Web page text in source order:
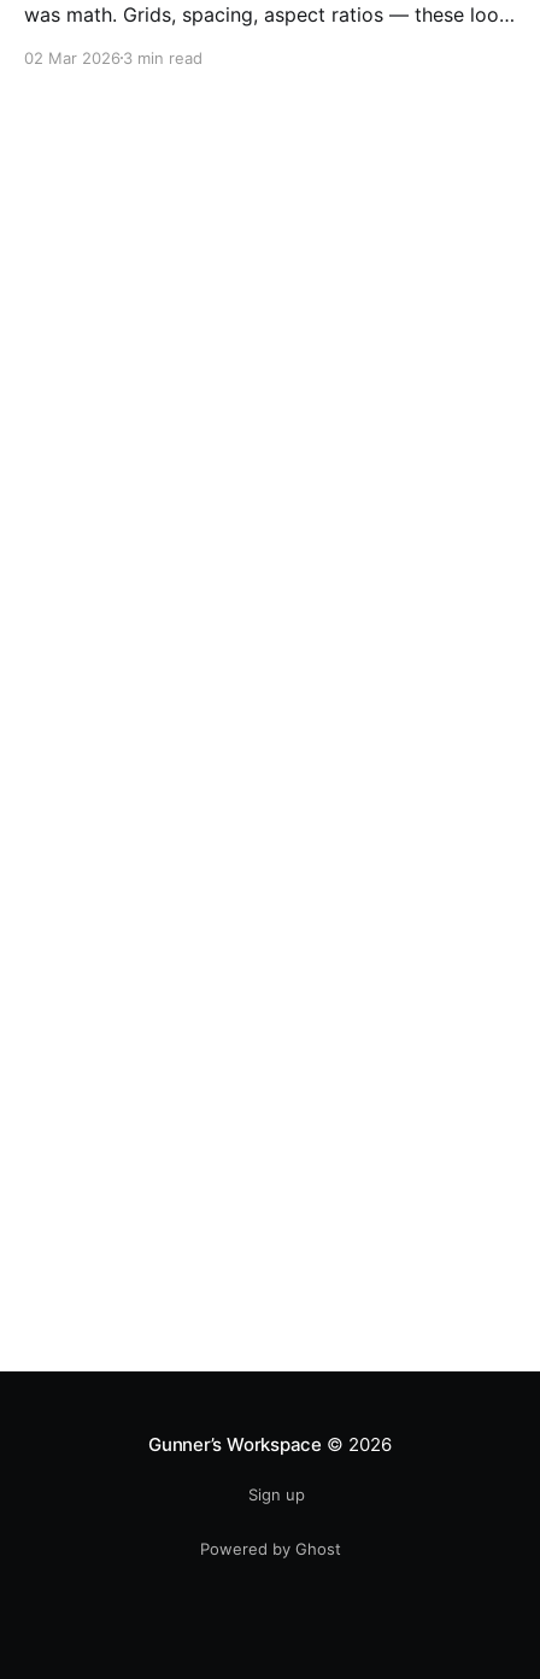
was math. Grids, spacing, aspect ratios — these look
define the entire outcome. A Grid Is Not Just Rows
02 Mar 2026 3 min read
Gunner’s Workspace © 2026
Sign up
Powered by Ghost